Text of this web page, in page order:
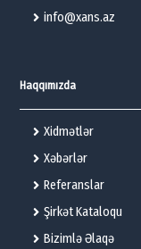
info@xans.az
Haqqımızda
Xidmətlər
Xəbərlər
Referanslar
Şirkət Kataloqu
Bizimlə Əlaqə